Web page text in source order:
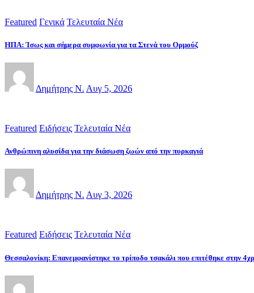
Featured Γενικά Τελευταία Νέα
ΗΠΑ: Ίσως και σήμερα συμφωνία για τα Στενά του Ορμούζ
Δημήτρης Ν. Αυγ 5, 2026
Featured Ειδήσεις Τελευταία Νέα
Ανθρώπινη αλυσίδα για την διάσωση ζωών από την πυρκαγιά
Δημήτρης Ν. Αυγ 3, 2026
Featured Ειδήσεις Τελευταία Νέα
Θεσσαλονίκη: Επανεμφανίστηκε το τρίποδο τσακάλι που επιτέθηκε στην